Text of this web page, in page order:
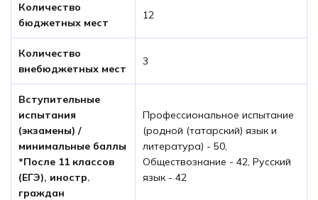
Количество
бюджетных мест
12
Количество
внебюджетных мест
3
Вступительные
испытания
(экзамены) /
минимальные баллы
*После 11 классов
(ЕГЭ), иностр.
граждан
Профессиональное испытание
(родной (татарский) язык и
литература) - 50,
Обществознание - 42, Русский
язык - 42